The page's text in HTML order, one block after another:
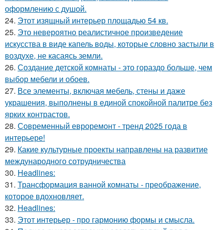
оформлению с душой.
24. Этот изящный интерьер площадью 54 кв.
25. Это невероятно реалистичное произведение
искусства в виде капель воды, которые словно застыли в
воздухе, не касаясь земли.
26. Создание детской комнаты - это гораздо больше, чем
выбор мебели и обоев.
27. Все элементы, включая мебель, стены и даже
украшения, выполнены в единой спокойной палитре без
ярких контрастов.
28. Современный евроремонт - тренд 2025 года в
интерьере!
29. Какие культурные проекты направлены на развитие
международного сотрудничества
30. Headlines:
31. Трансформация ванной комнаты - преображение,
которое вдохновляет.
32. Headlines:
33. Этот интерьер - про гармонию формы и смысла.